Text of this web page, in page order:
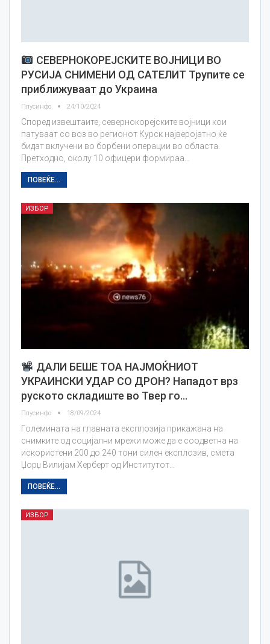
СЕВЕРНОКОРЕЈСКИТЕ ВОЈНИЦИ ВО
РУСИЈА СНИМЕНИ ОД САТЕЛИТ Трупите се
приближуваат до Украина
Плусинфо 24/10/2024
Според извештаите, севернокорејските војници кои
патуваат со воз во регионот Курск најверојатно ќе
бидат вклучени во борбени операции во областа.
Претходно, околу 10 офицери формираа…
ПОВЕЌЕ...
ИЗБОР
ДАЛИ БЕШЕ ТОА НАЈMOЌНИОТ
УКРАИНСКИ УДАР СО ДРОН? Нападот врз
руското складиште во Твер го…
Плусинфо 18/09/2024
Големината на главната експлозија прикажана на
снимките од социјални мрежи може да е соодветна на
искористени 200 до 240 тони силен експлозив, смета
Џорџ Вилијам Херберт од Институтот…
ПОВЕЌЕ...
ИЗБОР